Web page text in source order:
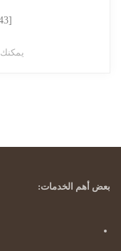
[mc4wp_form id="243"]
بعض أهم الخدمات: